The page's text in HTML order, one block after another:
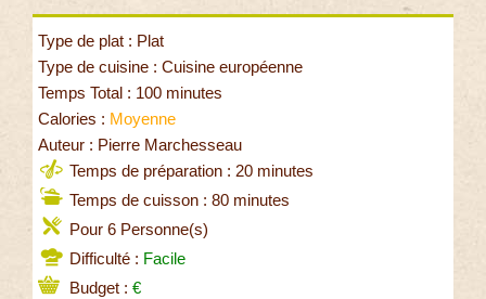
Type de plat : Plat
Type de cuisine : Cuisine européenne
Temps Total : 100 minutes
Calories : Moyenne
Auteur : Pierre Marchesseau
Temps de préparation : 20 minutes
Temps de cuisson : 80 minutes
Pour 6 Personne(s)
Difficulté : Facile
Budget : €